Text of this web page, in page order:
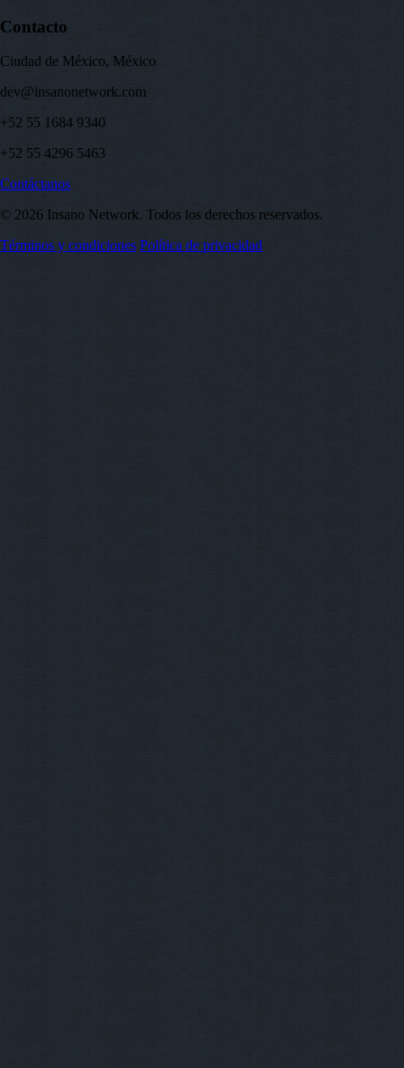
Contacto
Ciudad de México, México
dev@insanonetwork.com
+52 55 1684 9340
+52 55 4296 5463
Contáctanos
© 2026 Insano Network. Todos los derechos reservados.
Términos y condiciones Política de privacidad